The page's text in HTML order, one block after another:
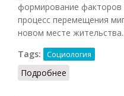
формирование факторов
процесс перемещения
новом месте
Tags:
Социология
Подробнее